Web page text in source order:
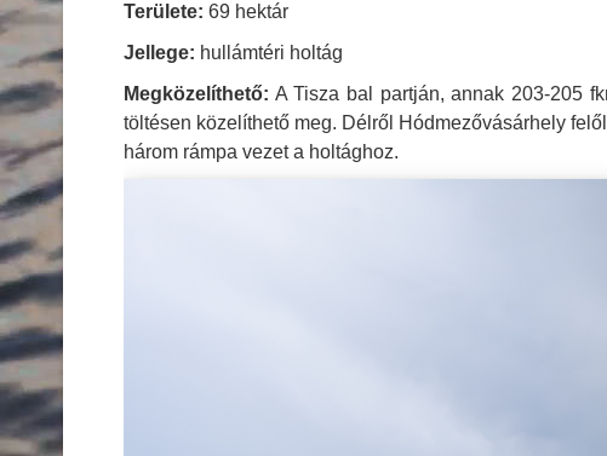
Területe: 69 hektár
Jellege: hullámtéri holtág
Megközelíthető: A Tisza bal partján, annak 203-205
töltésen közelíthető meg. Délről Hódmezővásárhely
három rámpa vezet a holtághoz.